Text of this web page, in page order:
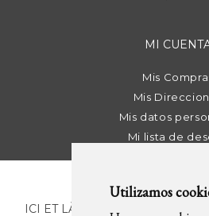
Utilizamos
MI
Mis
Mis
Mis datos
Mi lista de
ICI ET LÀ | C/ Sant Pere Més Alt,